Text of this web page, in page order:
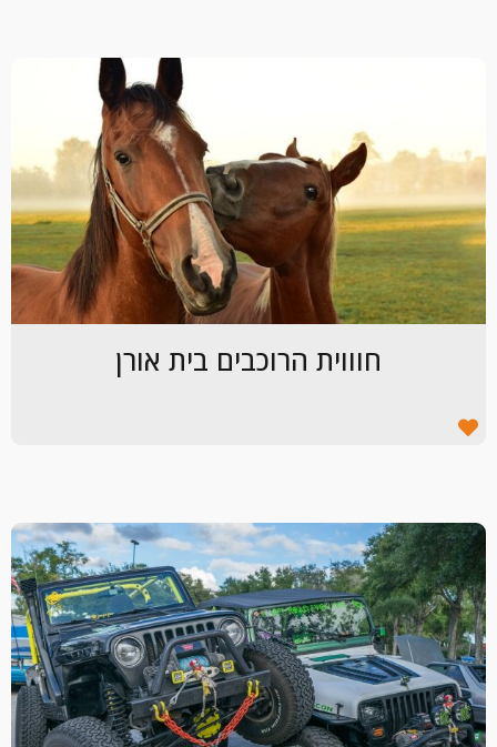
חוווית הרוכבים בית אורן